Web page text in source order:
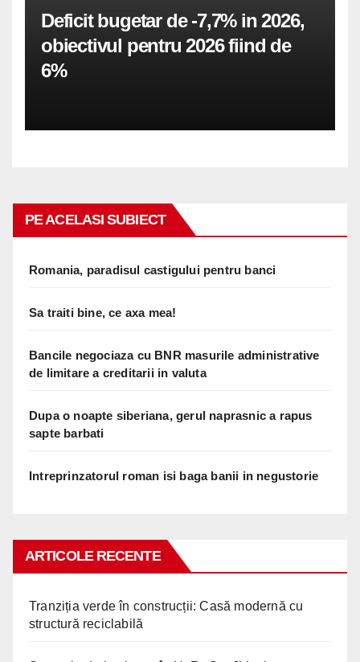
Deficit bugetar de -7,7% in 2026,
obiectivul pentru 2026 fiind de
6%
PE ACELASI SUBIECT
Romania, paradisul castigului pentru banci
Sa traiti bine, ce axa mea!
Bancile negociaza cu BNR masurile administrative
de limitare a creditarii in valuta
Dupa o noapte siberiana, gerul naprasnic a rapus
sapte barbati
Intreprinzatorul roman isi baga banii in negustorie
ARTICOLE RECENTE
Tranziția verde în construcții: Casă modernă cu
structură reciclabilă